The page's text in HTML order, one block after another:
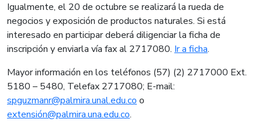
Igualmente, el 20 de octubre se realizará la rueda de
negocios y exposición de productos naturales. Si está
interesado en participar deberá diligenciar la ficha de
inscripción y enviarla vía fax al 2717080. Ir a ficha.
Mayor información en los teléfonos (57) (2) 2717000 Ext.
5180 – 5480, Telefax 2717080; E-mail:
spguzmanr@palmira.unal.edu.co o
extensión@palmira.una.edu.co.